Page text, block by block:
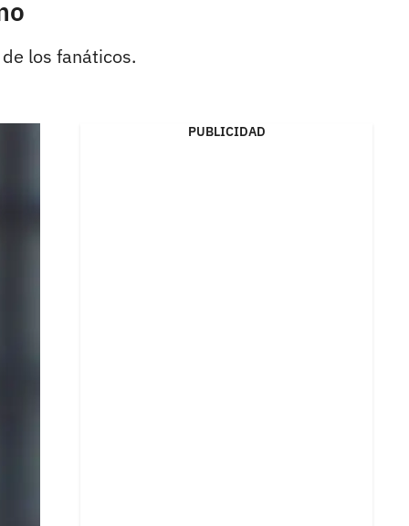
los fanáticos.
PUBLICIDAD